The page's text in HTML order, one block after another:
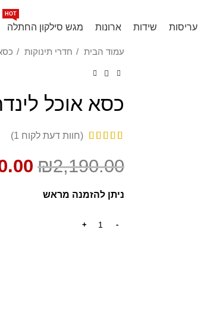
עריסות שידות ארונות מגש סילקון החתלה
HOT
עמוד הבית חדרי תינוקות
כסא אוכל
(חוות דעת לקוח 1
)
₪2,190.00
ניתן להזמנה מראש